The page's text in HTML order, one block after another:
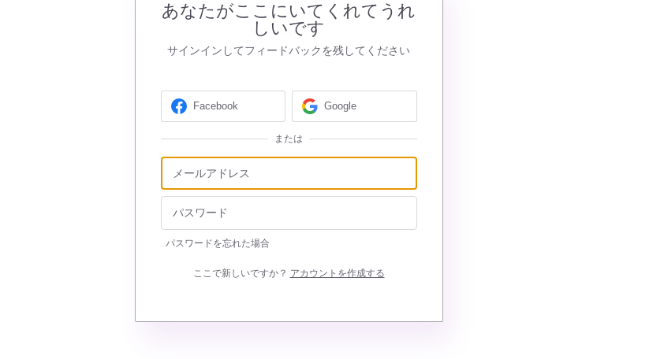
あなたがここにいてくれてうれ
しいです
サインインしてフィードバックを残してください
Facebook Google
または
パスワードを忘れた場合
ここで新しいですか？ アカウントを作成する